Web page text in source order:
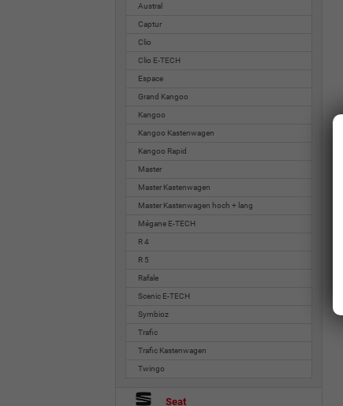
Austral
Captur
Clio
Clio E-TECH
Espace
Grand Kangoo
Kangoo
Kangoo Kastenwagen
Kangoo Rapid
Master
Master Kastenwagen
Master Kastenwagen hoch + lang
Mégane E-TECH
R 4
R 5
Rafale
Scenic E-TECH
Symbioz
Trafic
Trafic Kastenwagen
Twingo
Seat